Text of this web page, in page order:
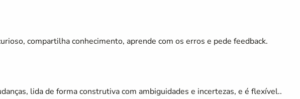
compartilha conhecimento, aprende com os erros e pede feedback.
lida de forma construtiva com ambiguidades e incertezas, e é flexível..